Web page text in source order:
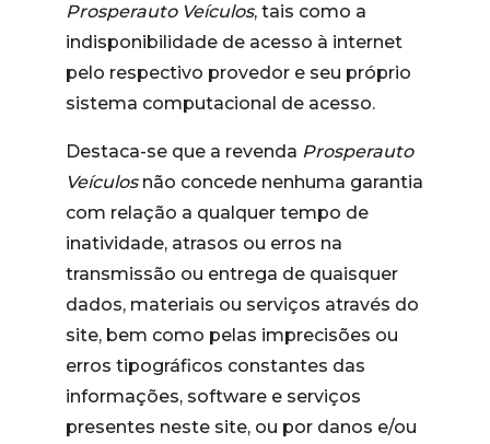
Prosperauto Veículos, tais como a
indisponibilidade de acesso à internet
pelo respectivo provedor e seu próprio
sistema computacional de acesso.
Destaca-se que a revenda Prosperauto
Veículosnão concede nenhuma garantia
com relação a qualquer tempo de
inatividade, atrasos ou erros na
transmissão ou entrega de quaisquer
dados, materiais ou serviços através do
site, bem como pelas imprecisões ou
erros tipográficos constantes das
informações, software e serviços
presentes neste site, ou por danos e/ou